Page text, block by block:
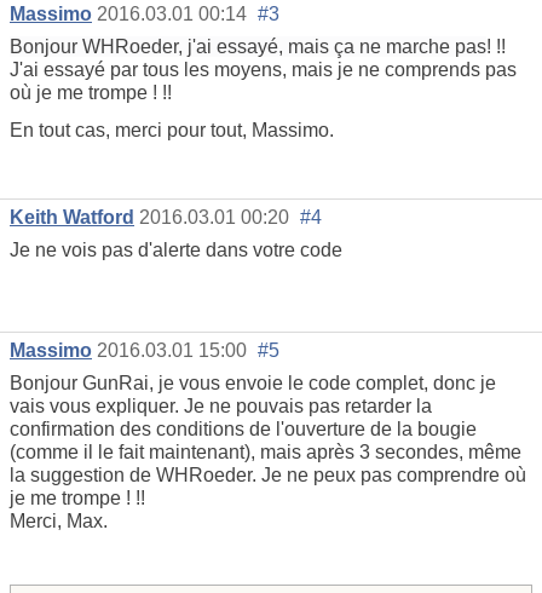
Massimo 2016.03.01 00:14 #3
Bonjour WHRoeder, j'ai essayé, mais ça ne marche pas! !!
J'ai essayé par tous les moyens, mais je ne comprends pas
où je me trompe ! !!
En tout cas, merci pour tout, Massimo.
Keith Watford 2016.03.01 00:20 #4
Je ne vois pas d'alerte dans votre code
Massimo 2016.03.01 15:00 #5
Bonjour GunRai, je vous envoie le code complet, donc je
vais vous expliquer. Je ne pouvais pas retarder la
confirmation des conditions de l'ouverture de la bougie
(comme il le fait maintenant), mais après 3 secondes, même
la suggestion de WHRoeder. Je ne peux pas comprendre où
je me trompe ! !!
Merci, Max.